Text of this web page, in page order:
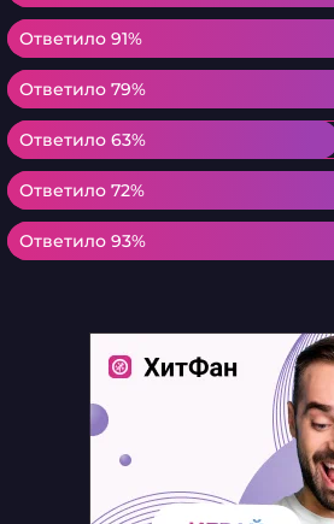
Ответило 91%
Ответило 91%
Ответило 79%
Ответило 79%
Ответило 63%
Ответило 63%
Ответило 72%
Ответило 72%
Ответило 93%
Ответило 93%